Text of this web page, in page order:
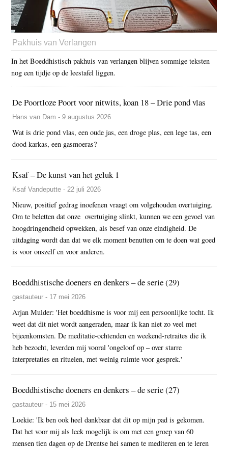
Pakhuis van Verlangen
In het Boeddhistisch pakhuis van verlangen blijven sommige teksten
nog een tijdje op de leestafel liggen.
De Poortloze Poort voor nitwits, koan 18 – Drie pond vlas
Hans van Dam - 9 augustus 2026
Wat is drie pond vlas, een oude jas, een droge plas, een lege tas, een
dood karkas, een gasmoeras?
Ksaf – De kunst van het geluk 1
Ksaf Vandeputte - 22 juli 2026
Nieuw, positief gedrag inoefenen vraagt om volgehouden overtuiging.
Om te beletten dat onze overtuiging slinkt, kunnen we een gevoel van
hoogdringendheid opwekken, als besef van onze eindigheid. De
uitdaging wordt dan dat we elk moment benutten om te doen wat goed
is voor onszelf en voor anderen.
Boeddhistische doeners en denkers – de serie (29)
gastauteur - 17 mei 2026
Arjan Mulder: 'Het boeddhisme is voor mij een persoonlijke tocht. Ik
weet dat dit niet wordt aangeraden, maar ik kan niet zo veel met
bijeenkomsten. De meditatie-ochtenden en weekend-retraites die ik
heb bezocht, leverden mij vooral 'ongeloof op – over starre
interpretaties en rituelen, met weinig ruimte voor gesprek.'
Boeddhistische doeners en denkers – de serie (27)
gastauteur - 15 mei 2026
Loekie: 'Ik ben ook heel dankbaar dat dit op mijn pad is gekomen.
Dat het voor mij als leek mogelijk is om met een groep van 60
mensen tien dagen op de Drentse hei samen te mediteren en te leren